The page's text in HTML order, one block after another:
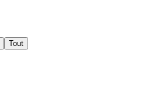
Tout